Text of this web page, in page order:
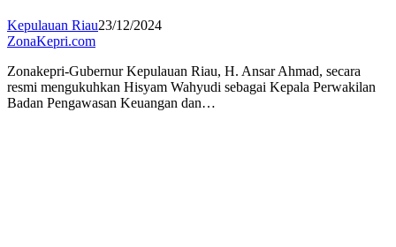
Kepulauan Riau23/12/2024
ZonaKepri.com
Zonakepri-Gubernur Kepulauan Riau, H. Ansar Ahmad, secara
resmi mengukuhkan Hisyam Wahyudi sebagai Kepala Perwakilan
Badan Pengawasan Keuangan dan…